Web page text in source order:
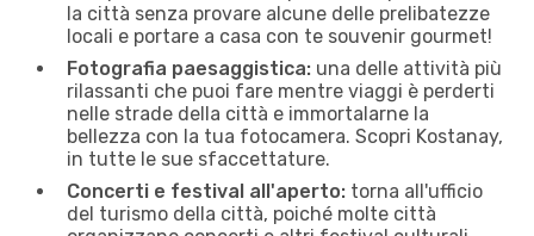
la città senza provare alcune delle prelibatezze
locali e portare a casa con te souvenir gourmet!
Fotografia paesaggistica: una delle attività più
rilassanti che puoi fare mentre viaggi è perderti
nelle strade della città e immortalarne la
bellezza con la tua fotocamera. Scopri Kostanay,
in tutte le sue sfaccettature.
Concerti e festival all'aperto: torna all'ufficio
del turismo della città, poiché molte città